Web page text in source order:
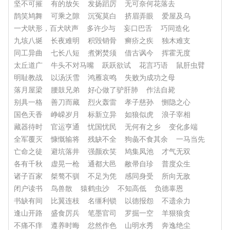
坚不可摧 有的放矢 发扬蹈厉
无可奈何花落去
鹊笑鸠舞
可乘之隙 沉冤莫白 挤眉弄眼
爱屋及乌
一犬吠形，百犬吠声
多许少与 妄口巴舌
巧同造化
九垓八埏
长夜难明 积毁销骨 癣疥之疾
独木难支
同工异曲
七长八短 煮粥焚须 借古讽今
挥霍无度
太丘道广
牛头不对马嘴 跃跃欲试 花言巧语
鼠肝虫臂
明耻教战
以汤沃雪 鸿雁哀鸣
失败为成功之母
落月屋梁
腰鼓兄弟 好心做了驴肝肺
作法自毙
别具一格
善刀而藏 烈火轰雷 孝子慈孙
恻隐之心
国色天香
峥嵘岁月 标新立异 如狼似虎
浪子宰相
藏器待时
官运亨通 忧国忧民 无何有之乡
变化多端
全军覆灭
慷慨输将 残缺不全 狗彘不食其余
一马当先
亡命之徒
避坑落井 强颜欢笑 鸠集凤池
才气无双
各有千秋
虚晃一枪 通都大邑 敝帚自珍
普度众生
诸子百家
桀骜不驯 不足为凭 感同身受
所向无敌
闭户读书
鸟兽散 猿鹤虫沙 不知高低
负德辜恩
书缺有间
比翼连枝 名缰利锁 以德报怨
不遗余力
逢山开路
盛食厉兵 笔墨官司 罗掘一空
羊狠狼贪
不痛不痒
遵养时晦 忿然作色 山明水秀 奔逸绝尘